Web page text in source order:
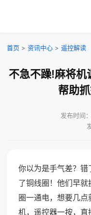
首页 > 资讯中心 > 遥控解读
不急不躁!麻将机
帮助
发布时间
你以为是手气差？
了铜线圈！他们早
圈一通电，想要几
机，遥控器一按，直